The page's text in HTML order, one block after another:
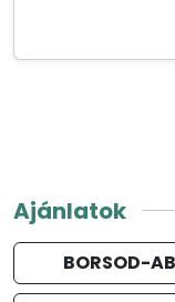
Ajánlatok
BORSOD-